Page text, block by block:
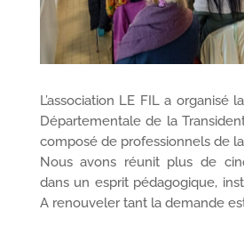
L’association LE FIL a organisé
Départementale de la
composé de professionnels de
Nous avons réunit plus de
dans un esprit pédagogique,
A renouveler tant la demande